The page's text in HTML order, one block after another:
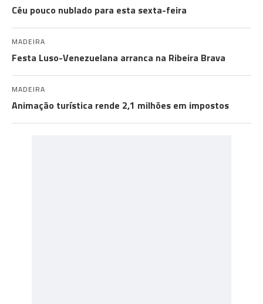
Céu pouco nublado para esta sexta-feira
MADEIRA
Festa Luso-Venezuelana arranca na Ribeira Brava
MADEIRA
Animação turística rende 2,1 milhões em impostos